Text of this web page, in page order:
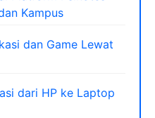
Kampus
dan Game Lewat
dari HP ke Laptop